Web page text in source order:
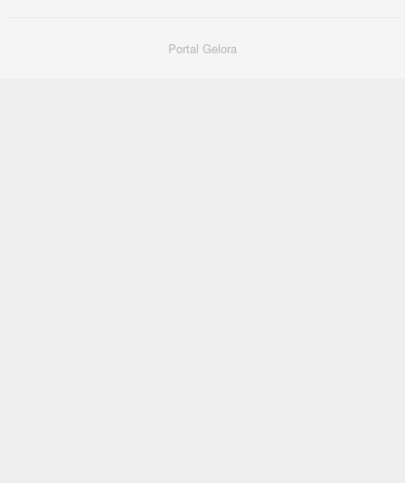
Portal Gelora